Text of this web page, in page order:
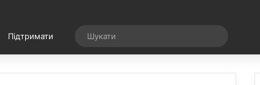
Підтримати Випадкова стаття